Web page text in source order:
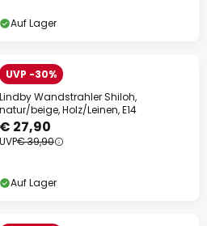
Auf Lager
UVP -30%
Lindby Wandstrahler Shiloh,
natur/beige, Holz/Leinen, E14
€ 27,90
UVP€ 39,90
Auf Lager